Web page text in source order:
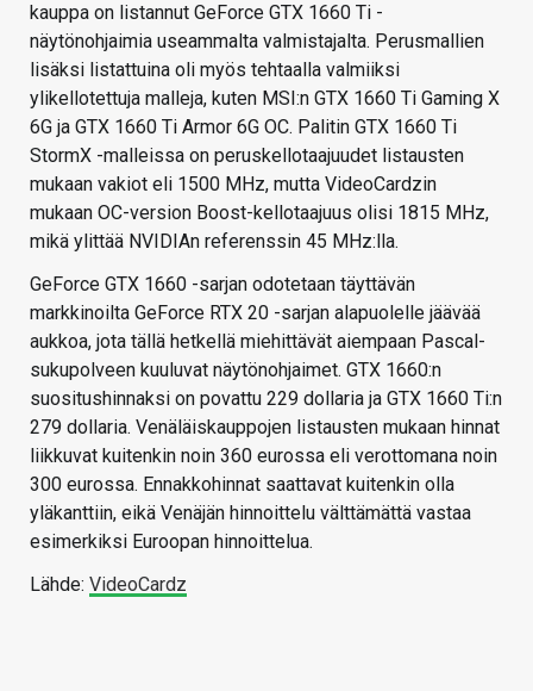
kauppa on listannut GeForce GTX 1660 Ti -
näytönohjaimia useammalta valmistajalta. Perusmallien
lisäksi listattuina oli myös tehtaalla valmiiksi
ylikellotettuja malleja, kuten MSI:n GTX 1660 Ti Gaming X
6G ja GTX 1660 Ti Armor 6G OC. Palitin GTX 1660 Ti
StormX -malleissa on peruskellotaajuudet listausten
mukaan vakiot eli 1500 MHz, mutta VideoCardzin
mukaan OC-version Boost-kellotaajuus olisi 1815 MHz,
mikä ylittää NVIDIAn referenssin 45 MHz:lla.
GeForce GTX 1660 -sarjan odotetaan täyttävän
markkinoilta GeForce RTX 20 -sarjan alapuolelle jäävää
aukkoa, jota tällä hetkellä miehittävät aiempaan Pascal-
sukupolveen kuuluvat näytönohjaimet. GTX 1660:n
suositushinnaksi on povattu 229 dollaria ja GTX 1660 Ti:n
279 dollaria. Venäläiskauppojen listausten mukaan hinnat
liikkuvat kuitenkin noin 360 eurossa eli verottomana noin
300 eurossa. Ennakkohinnat saattavat kuitenkin olla
yläkanttiin, eikä Venäjän hinnoittelu välttämättä vastaa
esimerkiksi Euroopan hinnoittelua.
Lähde: VideoCardz